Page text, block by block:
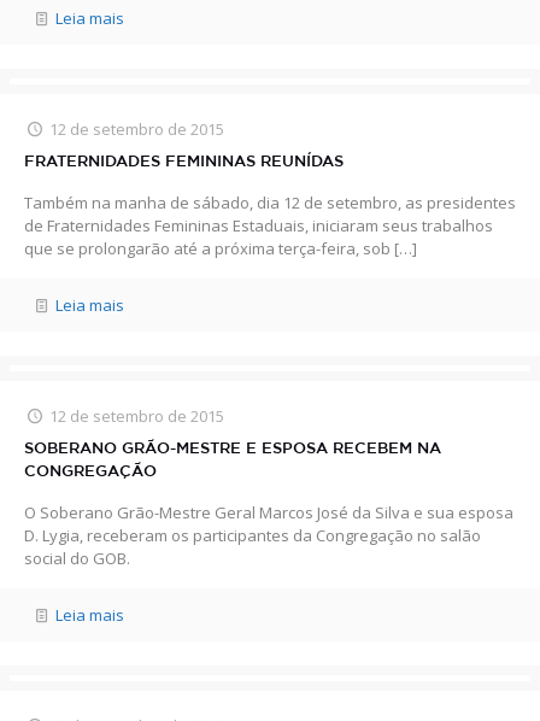
Leia mais
12 de setembro de 2015
FRATERNIDADES FEMININAS REUNÍDAS
Também na manha de sábado, dia 12 de setembro, as presidentes
de Fraternidades Femininas Estaduais, iniciaram seus trabalhos
que se prolongarão até a próxima terça-feira, sob […]
Leia mais
12 de setembro de 2015
SOBERANO GRÃO-MESTRE E ESPOSA RECEBEM NA
CONGREGAÇÃO
O Soberano Grão-Mestre Geral Marcos José da Silva e sua esposa
D. Lygia, receberam os participantes da Congregação no salão
social do GOB.
Leia mais